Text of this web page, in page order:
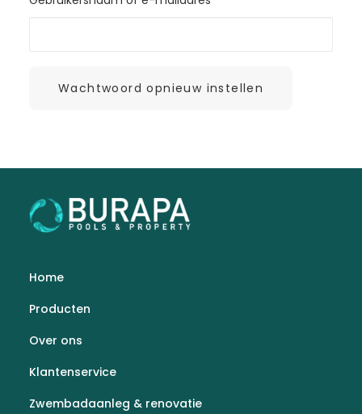
Wachtwoord opnieuw instellen
Home
Producten
Over ons
Klantenservice
Zwembadaanleg & renovatie